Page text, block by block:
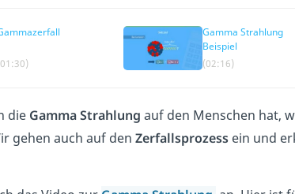
Gamma Strahlung
Beispiel
(02:16)
die Gamma Strahlung auf den Menschen hat,
gehen auch auf den Zerfallsprozessein und